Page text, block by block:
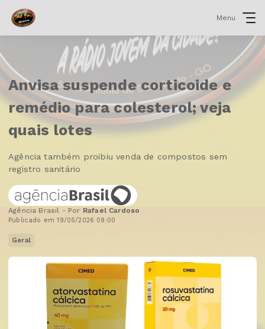
Menu
Anvisa suspende corticoide e
remédio para colesterol; veja
quais lotes
Agência também proibiu venda de compostos sem
registro sanitário
Agência Brasil - Por Rafael Cardoso
Publicado em 19/05/2026 09:00
Geral